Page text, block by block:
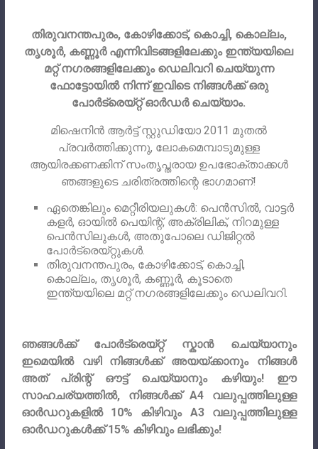
തിരുവനന്തപുരം, കോഴിക്കോട്, കൊച്ചി, കൊല്ലം,
തൃശൂർ, കണ്ണൂർ എന്നിവിടങ്ങളിലേക്കും ഇന്ത്യയിലെ
മറ്റ് നഗരങ്ങളിലേക്കും ഡെലിവറി ചെയ്യുന്ന
ഫോട്ടോയിൽ നിന്ന് ഇവിടെ നിങ്ങൾക്ക് ഒരു
പോർട്രെയ്റ്റ് ഓർഡർ ചെയ്യാം.
മിഷെനിൻ ആർട്ട് സ്റ്റുഡിയോ 2011 മുതൽ
പ്രവർത്തിക്കുന്നു, ലോകമെമ്പാടുമുള്ള
ആയിരക്കണക്കിന് സംതൃപ്തരായ ഉപഭോക്താക്കൾ
ഞങ്ങളുടെ ചരിത്രത്തിന്റെ ഭാഗമാണ്!
ഏതെങ്കിലും മെറ്റീരിയലുകൾ: പെൻസിൽ, വാട്ടർ
കളർ, ഓയിൽ പെയിന്റ്, അക്രിലിക്, നിറമുള്ള
പെൻസിലുകൾ, അതുപോലെ ഡിജിറ്റൽ
പോർട്രെയ്റ്റുകൾ.
തിരുവനന്തപുരം, കോഴിക്കോട്, കൊച്ചി,
കൊല്ലം, തൃശൂർ, കണ്ണൂർ, കൂടാതെ
ഇന്ത്യയിലെ മറ്റ് നഗരങ്ങളിലേക്കും ഡെലിവറി.
ഞങ്ങൾക്ക് പോർട്രെയ്‌റ്റ് സ്കാൻ ചെയ്യാനും
ഇമെയിൽ വഴി നിങ്ങൾക്ക് അയയ്‌ക്കാനും നിങ്ങൾ
അത് പ്രിന്റ് ഔട്ട് ചെയ്യാനും കഴിയും! ഈ
സാഹചര്യത്തിൽ, നിങ്ങൾക്ക് A4 വലുപ്പത്തിലുള്ള
ഓർഡറുകളിൽ 10% കിഴിവും A3 വലുപ്പത്തിലുള്ള
ഓർഡറുകൾക്ക് 15% കിഴിവും ലഭിക്കും!